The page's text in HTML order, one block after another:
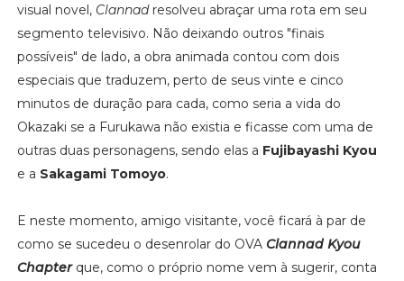
visual novel, Clannadresolveu abraçar uma rota em seu
segmento televisivo. Não deixando outros "finais
possíveis" de lado, a obra animada contou com dois
especiais que traduzem, perto de seus vinte e cinco
minutos de duração para cada, como seria a vida do
Okazaki se a Furukawa não existia e ficasse com uma de
outras duas personagens, sendo elas a Fujibayashi Kyou
e a Sakagami Tomoyo.
E neste momento, amigo visitante, você ficará à par de
como se sucedeu o desenrolar do OVA Clannad Kyou
Chapter que, como o próprio nome vem à sugerir, conta